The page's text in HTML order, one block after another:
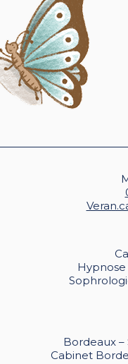
Bordeaux
Cabinet